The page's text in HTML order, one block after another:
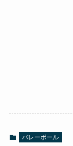
バレーボール